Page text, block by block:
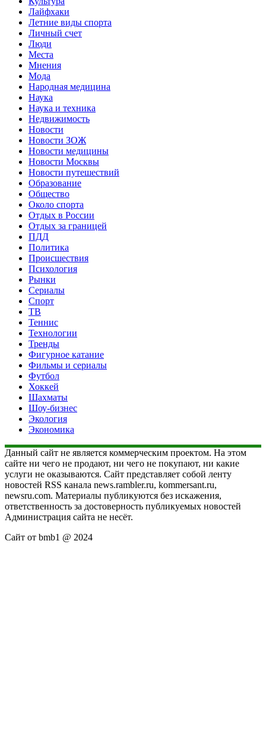
Лайфхаки
Летние виды спорта
Личный счет
Люди
Места
Мнения
Мода
Народная медицина
Наука
Наука и техника
Недвижимость
Новости
Новости ЗОЖ
Новости медицины
Новости Москвы
Новости путешествий
Образование
Общество
Около спорта
Отдых в России
Отдых за границей
ПДД
Политика
Происшествия
Психология
Рынки
Сериалы
Спорт
ТВ
Теннис
Технологии
Тренды
Фигурное катание
Фильмы и сериалы
Футбол
Хоккей
Шахматы
Шоу-бизнес
Экология
Экономика
Данный сайт не является коммерческим проектом. На этом
сайте ни чего не продают, ни чего не покупают, ни какие
услуги не оказываются. Сайт представляет собой ленту
новостей RSS канала news.rambler.ru, kommersant.ru,
newsru.com. Материалы публикуются без искажения,
ответственность за достоверность публикуемых новостей
Администрация сайта не несёт.
Сайт от bmb1 @ 2024